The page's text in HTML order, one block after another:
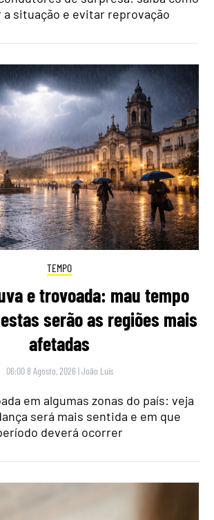
a situação e evitar reprovação
TEMPO
e trovoada: mau tempo
serão as regiões mais
afetadas
06:00 8 Agosto, 2026 |João Luís
em algumas zonas do país: veja
será mais sentida e em que
deverá ocorrer